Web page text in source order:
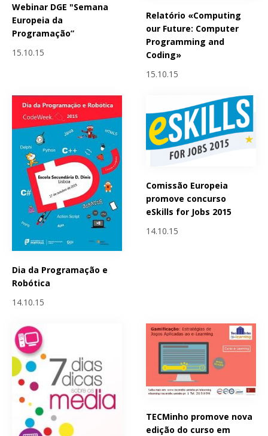
Webinar DGE "Semana
Europeia da
Programação”
15.10.15
Relatório «Computing
our Future: Computer
Programming and
Coding»
15.10.15
Dia da Programação e
Robótica
14.10.15
Comissão Europeia
promove concurso
eSkills for Jobs 2015
14.10.15
TECMinho promove nova
edição do curso em